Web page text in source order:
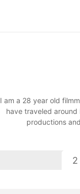
I am a 28 year old
have traveled around
productions
2